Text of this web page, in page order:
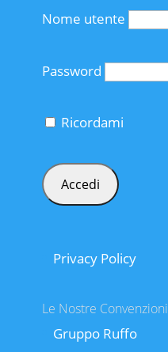
Nome utente
Password
Ricordami
Privacy Policy
Le Nostre Convenzioni
Gruppo Ruffo